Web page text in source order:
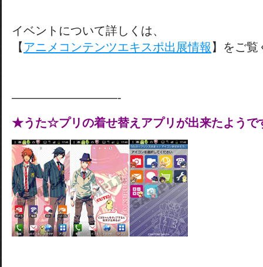
イベントについて詳しくは、
【 アニメコンテンツエキスポ出展情報 】をご覧
—————————-
★うた☆プリの着せ替えアプリが出来たようで